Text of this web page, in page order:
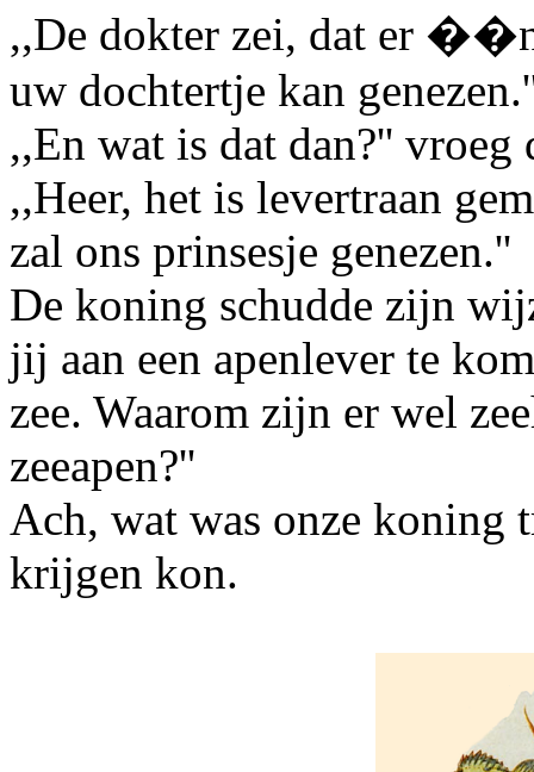
,,De dokter zei, dat er
uw dochtertje kan
,,En wat is dat dan?'' vroeg
,,Heer, het is levertraan
zal ons prinsesje genezen.''
De koning schudde zijn
jij aan een apenlever te
zee. Waarom zijn er wel
zeeapen?''
Ach, wat was onze koning
krijgen kon.